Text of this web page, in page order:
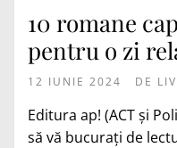
10 romane
pentru o zi
12 IUNIE 2024 DE
Editura ap! (ACT și
să vă bucurați de